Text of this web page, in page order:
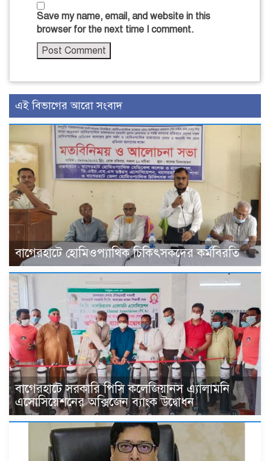
Save my name, email, and website in this
browser for the next time I comment.
এই বিভাগের আরো সংবাদ
বাগেরহাটে হোমিওপ্যাথিক চিকিৎসকদের কর্মবিরতি
বাগেরহাটে সরকারি পিসি কলেজিয়ানস এ্যালামনি
এসোসিয়েশনের অক্সিজেন ব্যাংক উদ্বোধন